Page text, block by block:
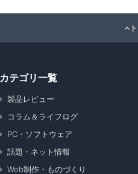
カテゴリ一覧
製品レビュー
コラム＆ライフログ
PC・ソフトウェア
話題・ネット情報
Web制作・ものづくり